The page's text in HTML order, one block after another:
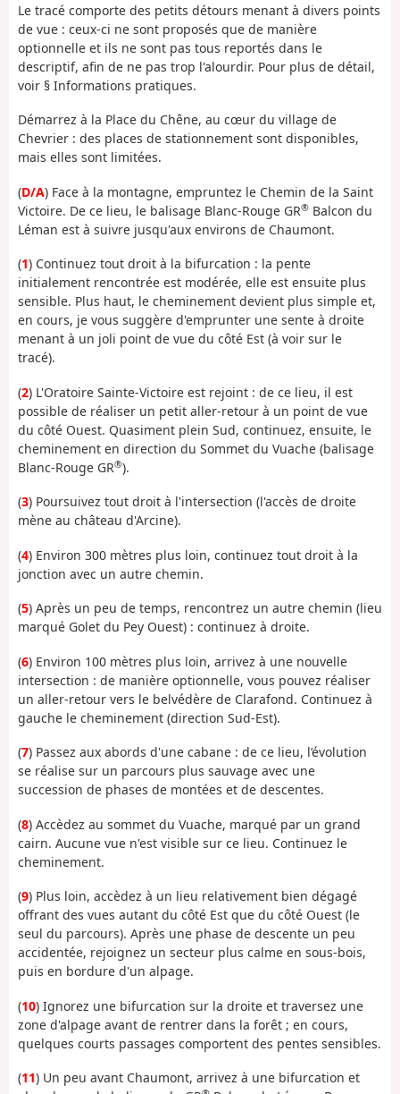
Le tracé comporte des petits détours menant à divers points
de vue : ceux-ci ne sont proposés que de manière
optionnelle et ils ne sont pas tous reportés dans le
descriptif, afin de ne pas trop l'alourdir. Pour plus de détail,
voir § Informations pratiques.
Démarrez à la Place du Chêne, au cœur du village de
Chevrier : des places de stationnement sont disponibles,
mais elles sont limitées.
(D/A) Face à la montagne, empruntez le Chemin de la Saint
Victoire. De ce lieu, le balisage Blanc-Rouge GR® Balcon du
Léman est à suivre jusqu'aux environs de Chaumont.
(1) Continuez tout droit à la bifurcation : la pente
initialement rencontrée est modérée, elle est ensuite plus
sensible. Plus haut, le cheminement devient plus simple et,
en cours, je vous suggère d'emprunter une sente à droite
menant à un joli point de vue du côté Est (à voir sur le
tracé).
(2) L'Oratoire Sainte-Victoire est rejoint : de ce lieu, il est
possible de réaliser un petit aller-retour à un point de vue
du côté Ouest. Quasiment plein Sud, continuez, ensuite, le
cheminement en direction du Sommet du Vuache (balisage
Blanc-Rouge GR®).
(3) Poursuivez tout droit à l'intersection (l'accès de droite
mène au château d'Arcine).
(4) Environ 300 mètres plus loin, continuez tout droit à la
jonction avec un autre chemin.
(5) Après un peu de temps, rencontrez un autre chemin (lieu
marqué Golet du Pey Ouest) : continuez à droite.
(6) Environ 100 mètres plus loin, arrivez à une nouvelle
intersection : de manière optionnelle, vous pouvez réaliser
un aller-retour vers le belvédère de Clarafond. Continuez à
gauche le cheminement (direction Sud-Est).
(7) Passez aux abords d'une cabane : de ce lieu, l’évolution
se réalise sur un parcours plus sauvage avec une
succession de phases de montées et de descentes.
(8) Accèdez au sommet du Vuache, marqué par un grand
cairn. Aucune vue n'est visible sur ce lieu. Continuez le
cheminement.
(9) Plus loin, accèdez à un lieu relativement bien dégagé
offrant des vues autant du côté Est que du côté Ouest (le
seul du parcours). Après une phase de descente un peu
accidentée, rejoignez un secteur plus calme en sous-bois,
puis en bordure d'un alpage.
(10) Ignorez une bifurcation sur la droite et traversez une
zone d'alpage avant de rentrer dans la forêt ; en cours,
quelques courts passages comportent des pentes sensibles.
(11) Un peu avant Chaumont, arrivez à une bifurcation et